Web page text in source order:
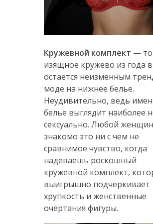
Кружевной комплект —
изящное кружево из года
остается неизменным
моде на нижнее белье.
Неудивительно, ведь
белье выглядит наиболее
сексуально. Любой
знакомо это ни с чем не
сравнимое чувство, когда
надеваешь роскошный
кружевной комплект,
выигрышно подчеркивает
хрупкость и женственные
очертания фигуры.